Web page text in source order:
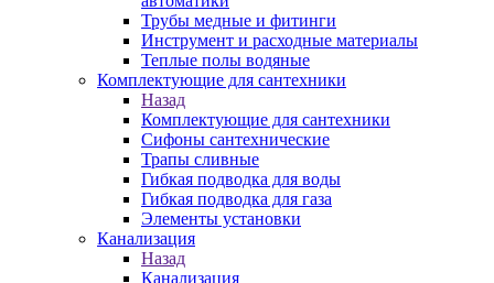
Трубы медные и фитинги
Инструмент и расходные материалы
Теплые полы водяные
Комплектующие для сантехники
Назад
Комплектующие для сантехники
Сифоны сантехнические
Трапы сливные
Гибкая подводка для воды
Гибкая подводка для газа
Элементы установки
Канализация
Назад
Канализация